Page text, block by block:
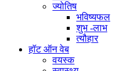
ज्योतिष
भविष्यफल
शुभ -लाभ
त्यौहार
हॉट ऑन वेब
वयस्क